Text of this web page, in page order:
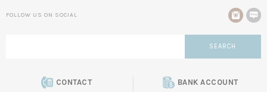
FOLLOW US ON SOCIAL
SEARCH
CONTACT BANK ACCOUNT